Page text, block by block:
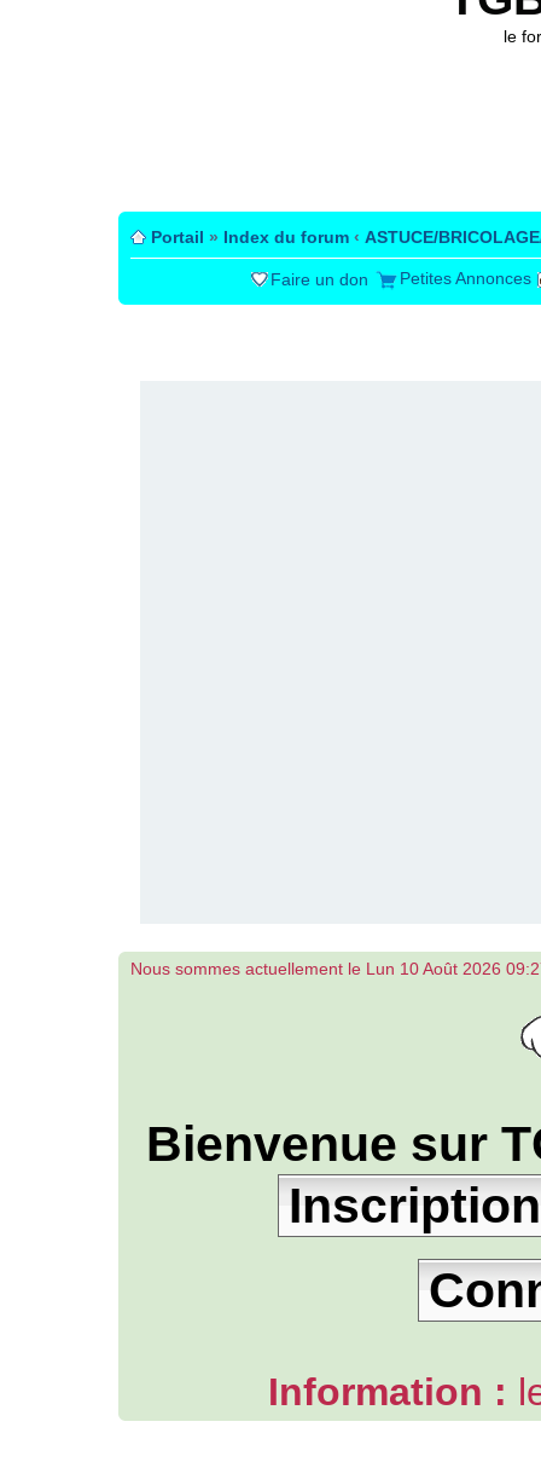
le
Portail » Index du forum ‹ ASTUCE/
Faire un don Petites Annonces
Nous sommes actuellement le Lun 10 Août 2026
Bienvenue sur
Inscription
Information :